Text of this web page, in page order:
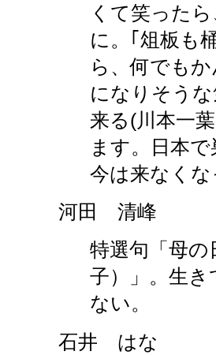
くて笑った
に。｢俎板も
ら、何でも
になりそう
来る(川本一
ます。日本
今は来なく
河田 清峰
特選句「母の
子）」。生
ない。
石井 はな